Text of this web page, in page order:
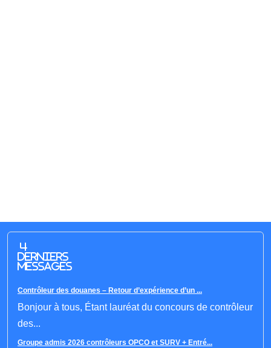
4
derniers
messages
Contrôleur des douanes – Retour d’expérience d’un ...
Bonjour à tous, Étant lauréat du concours de contrôleur
des...
Groupe admis 2026 contrôleurs OPCO et SURV + Entré...